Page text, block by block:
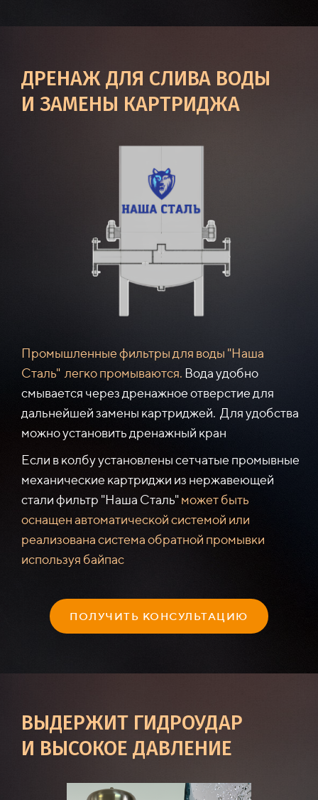
ДРЕНАЖ ДЛЯ СЛИВА ВОДЫ
И ЗАМЕНЫ КАРТРИДЖА
Промышленные фильтры для воды "Наша
Сталь" легко промываются. Вода удобно
смывается черездренажное отверстиедля
дальнейшей замены картриджей. Для удобства
можно установить дренажный кран
Если в колбу установлены сетчатые промывные
механические картриджи из нержавеющей
стали фильтр "Наша Сталь"может быть
оснащен автоматической системой или
реализована система обратной промывки
используя байпас
ПОЛУЧИТЬ КОНСУЛЬТАЦИЮ
ВЫДЕРЖИТ ГИДРОУДАР
И ВЫСОКОЕ ДАВЛЕНИЕ